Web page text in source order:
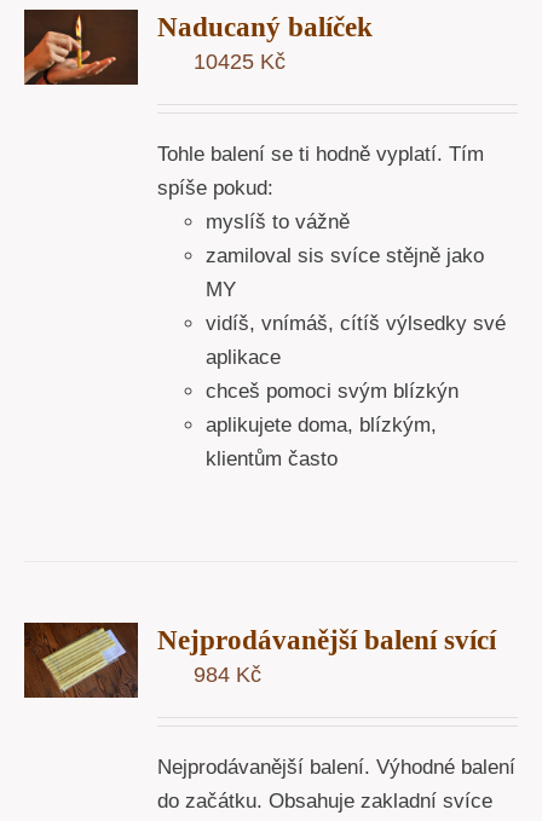
Naducaný balíček
10425 Kč
Tohle balení se ti hodně vyplatí. Tím
spíše pokud:
myslíš to vážně
zamiloval sis svíce stějně jako
MY
vidíš, vnímáš, cítíš výlsedky své
aplikace
chceš pomoci svým blízkýn
aplikujete doma, blízkým,
klientům často
Nejprodávanější balení svící
984 Kč
Nejprodávanější balení. Výhodné balení
do začátku. Obsahuje zakladní svíce